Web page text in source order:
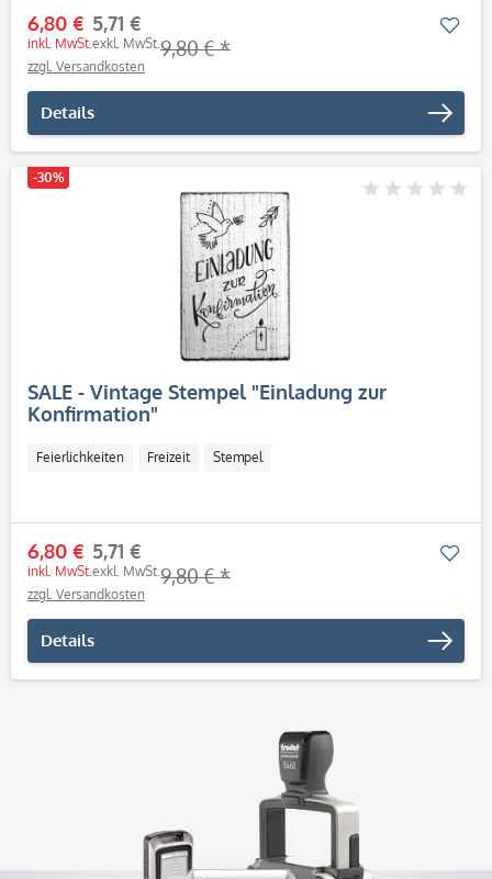
6,80 €
inkl. MwSt.
5,71 €
exkl. MwSt.9,80 € *
zzgl. Versandkosten
Details
-30%
SALE - Vintage Stempel "Einladung zur
Konfirmation"
Feierlichkeiten Freizeit Stempel
6,80 €
inkl. MwSt.
5,71 €
exkl. MwSt.9,80 € *
zzgl. Versandkosten
Details